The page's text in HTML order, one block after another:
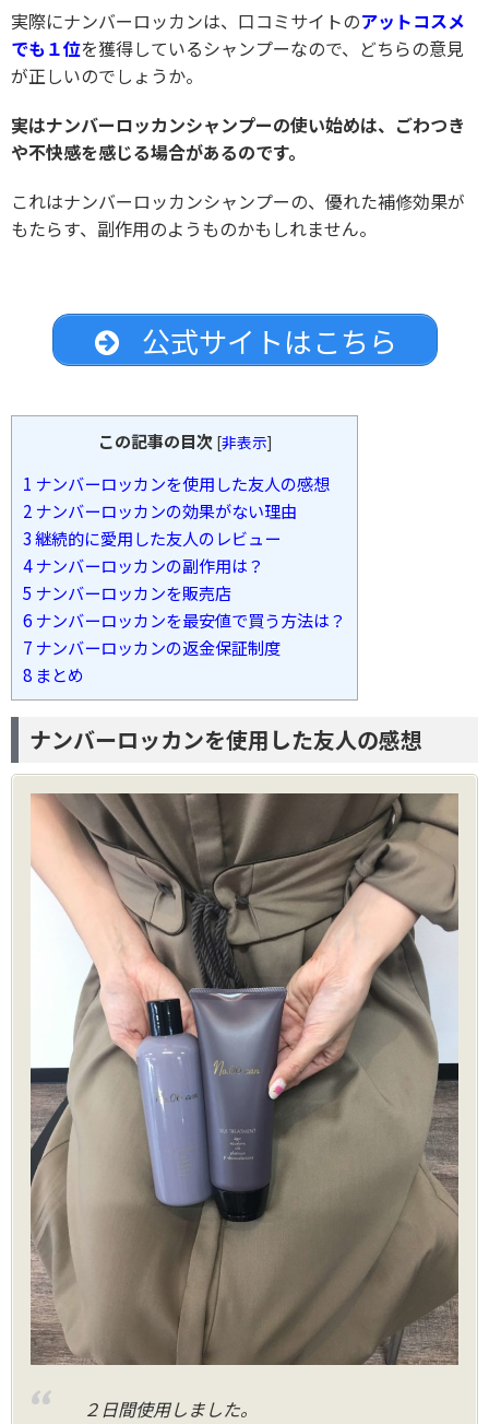
実際にナンバーロッカンは、口コミサイトのアットコスメ
でも１位を獲得しているシャンプーなので、どちらの意見
が正しいのでしょうか。
実はナンバーロッカンシャンプーの使い始めは、ごわつき
や不快感を感じる場合があるのです。
これはナンバーロッカンシャンプーの、優れた補修効果が
もたらす、副作用のようものかもしれません。
公式サイトはこちら
この記事の目次 [非表示]
1 ナンバーロッカンを使用した友人の感想
2 ナンバーロッカンの効果がない理由
3継続的に愛用した友人のレビュー
4ナンバーロッカンの副作用は？
5 ナンバーロッカンを販売店
6 ナンバーロッカンを最安値で買う方法は？
7 ナンバーロッカンの返金保証制度
8 まとめ
ナンバーロッカンを使用した友人の感想
２日間使用しました。